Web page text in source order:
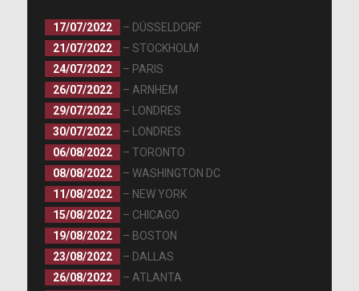
17/07/2022
– DÜSSELDORF
21/07/2022
– STOCKHOLM
24/07/2022
– PARIS
26/07/2022
– ARNHEM
29/07/2022
– LONDRES
30/07/2022
– LONDRES
06/08/2022
– TORONTO
08/08/2022
– WASHINGTON DC
11/08/2022
– NEW YORK
15/08/2022
– CHICAGO
19/08/2022
– BOSTON
23/08/2022
– DALLAS
26/08/2022
– ATLANTA